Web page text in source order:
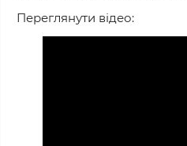
Переглянути відео: